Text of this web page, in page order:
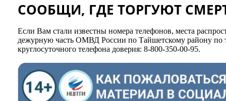
СООБЩИ, ГДЕ ТОРГУЮТ
Если Вам стали известны номера телефонов, места
дежурную часть ОМВД России по Тайшетскому району по
круглосуточного телефона доверия: 8-800-350-00-95.